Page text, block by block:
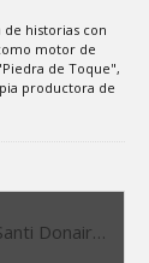
historias con
motor de
de Toque",
productora de